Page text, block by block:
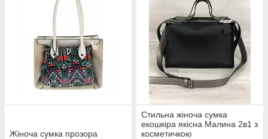
Жіноча сумка прозора
Стильна жіноча сумка
екошкіра якісна Малина 2в1 з
косметичкою